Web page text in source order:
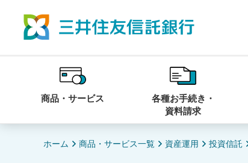
商品・サービス
各種お手続き・
資料請求
ホーム 商品・サービス一覧 資産運用 投資信託